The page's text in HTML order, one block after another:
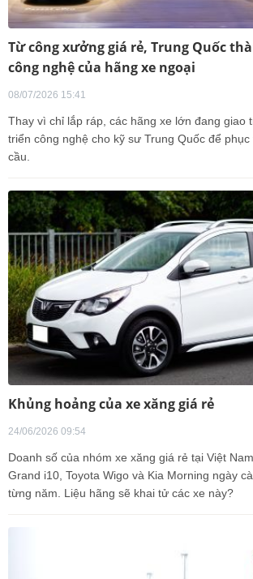
Từ công xưởng giá rẻ, Trung Quốc
công nghệ của hãng xe ngoại
08/07/2026 15:41
Thay vì chỉ lắp ráp, các hãng xe lớn đang giao
triển công nghệ cho kỹ sư Trung Quốc để
cầu.
Khủng hoảng của xe xăng giá rẻ
24/06/2026 09:54
Doanh số của nhóm xe xăng giá rẻ tại Việt
Grand i10, Toyota Wigo và Kia Morning ngày
từng năm. Liệu hãng sẽ khai tử các xe này?